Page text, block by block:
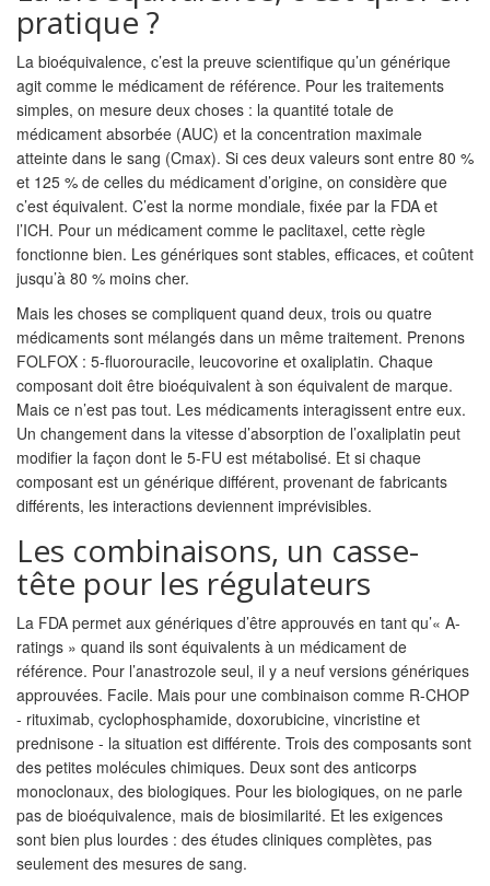
pratique ?
La bioéquivalence, c’est la preuve scientifique qu’un générique
agit comme le médicament de référence. Pour les traitements
simples, on mesure deux choses : la quantité totale de
médicament absorbée (AUC) et la concentration maximale
atteinte dans le sang (Cmax). Si ces deux valeurs sont entre 80 %
et 125 % de celles du médicament d’origine, on considère que
c’est équivalent. C’est la norme mondiale, fixée par la FDA et
l’ICH. Pour un médicament comme le paclitaxel, cette règle
fonctionne bien. Les génériques sont stables, efficaces, et coûtent
jusqu’à 80 % moins cher.
Mais les choses se compliquent quand deux, trois ou quatre
médicaments sont mélangés dans un même traitement. Prenons
FOLFOX : 5-fluorouracile, leucovorine et oxaliplatin. Chaque
composant doit être bioéquivalent à son équivalent de marque.
Mais ce n’est pas tout. Les médicaments interagissent entre eux.
Un changement dans la vitesse d’absorption de l’oxaliplatin peut
modifier la façon dont le 5-FU est métabolisé. Et si chaque
composant est un générique différent, provenant de fabricants
différents, les interactions deviennent imprévisibles.
Les combinaisons, un casse-
tête pour les régulateurs
La FDA permet aux génériques d’être approuvés en tant qu’« A-
ratings » quand ils sont équivalents à un médicament de
référence. Pour l’anastrozole seul, il y a neuf versions génériques
approuvées. Facile. Mais pour une combinaison comme R-CHOP
- rituximab, cyclophosphamide, doxorubicine, vincristine et
prednisone - la situation est différente. Trois des composants sont
des petites molécules chimiques. Deux sont des anticorps
monoclonaux, des biologiques. Pour les biologiques, on ne parle
pas de bioéquivalence, mais de biosimilarité. Et les exigences
sont bien plus lourdes : des études cliniques complètes, pas
seulement des mesures de sang.